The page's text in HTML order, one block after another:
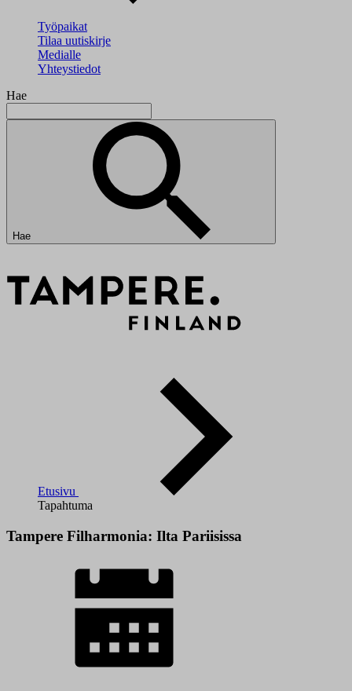
Työpaikat
Tilaa uutiskirje
Medialle
Yhteystiedot
Hae
Hae
Etusivu
Tapahtuma
Tampere Filharmonia: Ilta Pariisissa